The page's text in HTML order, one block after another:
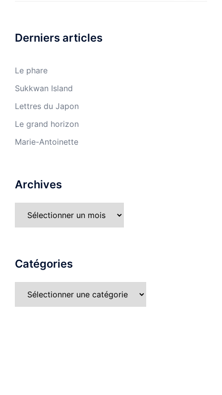
Derniers articles
Le phare
Sukkwan Island
Lettres du Japon
Le grand horizon
Marie-Antoinette
Archives
Catégories